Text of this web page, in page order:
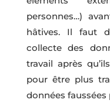
personnes…)
hâtives. Il faut
collecte des
travail après
pour être plus
données faussées